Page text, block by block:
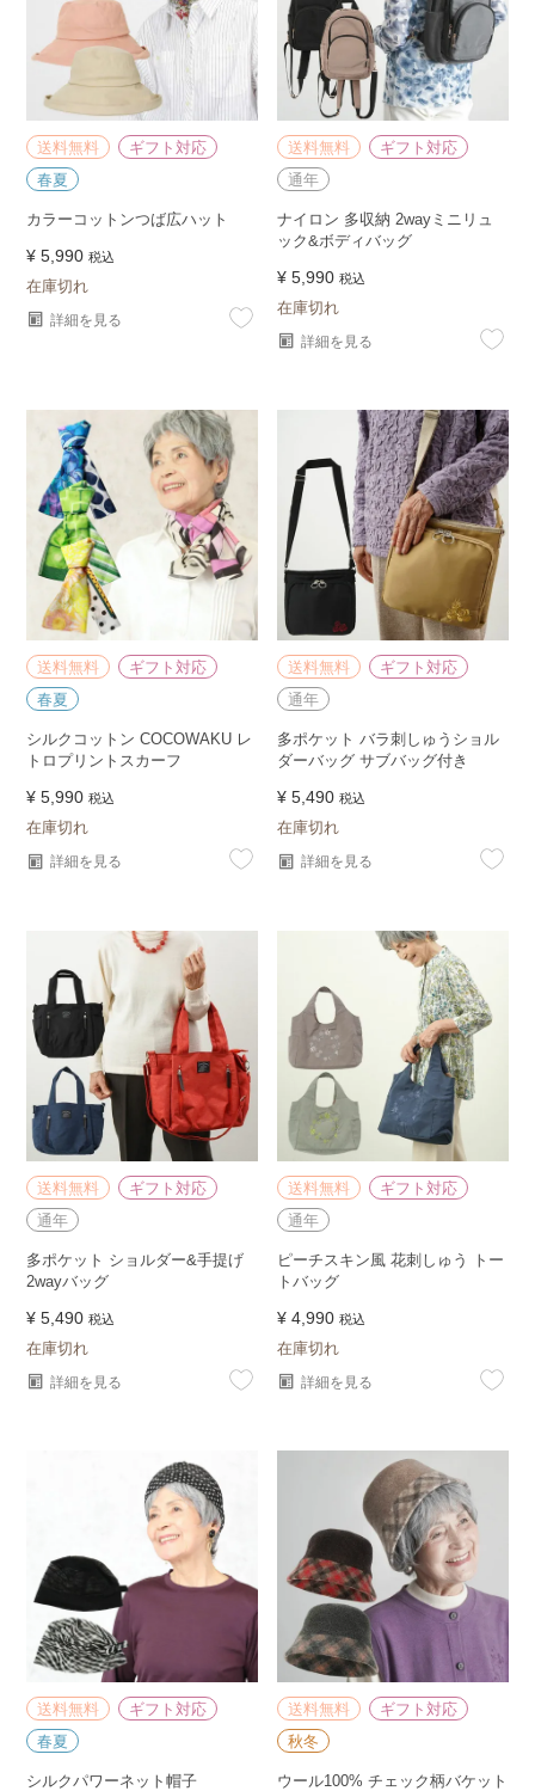
送料無料
ギフト対応
春夏
カラーコットンつば広ハット
¥ 5,990 税込
在庫切れ
詳細を見る
送料無料
ギフト対応
通年
ナイロン 多収納 2wayミニリュ
ック&ボディバッグ
¥ 5,990 税込
在庫切れ
詳細を見る
送料無料
ギフト対応
春夏
シルクコットン COCOWAKU レ
トロプリントスカーフ
¥ 5,990 税込
在庫切れ
詳細を見る
送料無料
ギフト対応
通年
多ポケット バラ刺しゅうショル
ダーバッグ サブバッグ付き
¥ 5,490 税込
在庫切れ
詳細を見る
送料無料
ギフト対応
通年
多ポケット ショルダー&手提げ
2wayバッグ
¥ 5,490 税込
在庫切れ
詳細を見る
送料無料
ギフト対応
通年
ピーチスキン風 花刺しゅう トー
トバッグ
¥ 4,990 税込
在庫切れ
詳細を見る
送料無料
ギフト対応
春夏
シルクパワーネット帽子
送料無料
ギフト対応
秋冬
ウール100% チェック柄バケット